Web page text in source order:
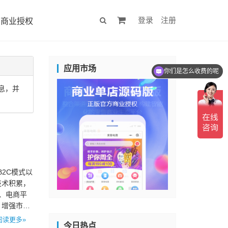
商业授权 登录 注册
，并
模式以
积累，
电商平
强市场
读更多»
应用市场
今日热点
你们是怎么收费的呢